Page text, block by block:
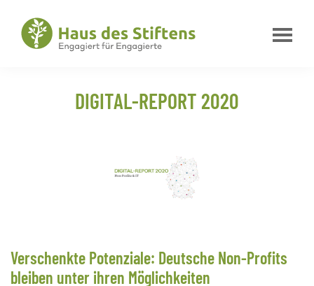
Hauptnavigation
springen
Inhalt
springen
Fußzeile
springen
EngagierteDIGITAL-REPORT 2020
Verschenkte Potenziale: Deutsche Non-Profits
bleiben unter ihren Möglichkeiten